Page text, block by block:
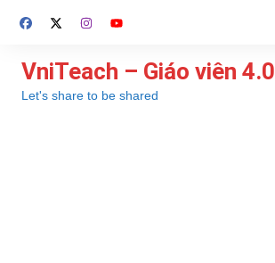
đến
dung
VniTeach – Giáo viên 4.0
Let's share to be shared